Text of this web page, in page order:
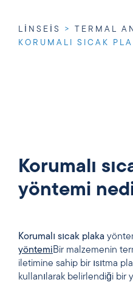
LINSEIS > TERMAL
KORUMALI SICAK
Korumalı
yöntemi
Korumalı sıcak plaka
yöntemiBir malzemenin
iletimine sahip bir ısıtma
kullanılarak belirlendiği bir